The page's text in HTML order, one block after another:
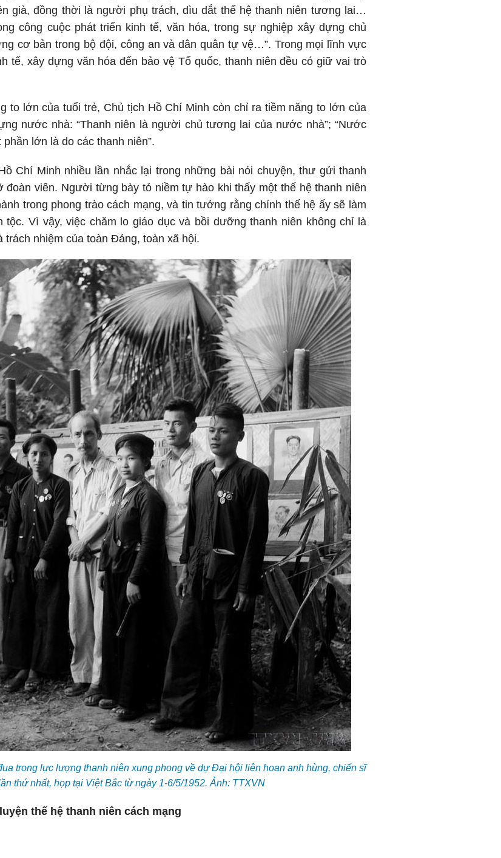
già, đồng thời là người phụ trách, dìu dắt thế hệ thanh niên tương lai…
công cuộc phát triển kinh tế, văn hóa, trong sự nghiệp xây dựng chủ
cơ bản trong bộ đội, công an và dân quân tự vệ…”. Trong mọi lĩnh vực
tế, xây dựng văn hóa đến bảo vệ Tổ quốc, thanh niên đều có giữ vai trò
to lớn của tuổi trẻ, Chủ tịch Hồ Chí Minh còn chỉ ra tiềm năng to lớn của
nước nhà: “Thanh niên là người chủ tương lai của nước nhà”; “Nước
lớn là do các thanh niên”.
Chí Minh nhiều lần nhắc lại trong những bài nói chuyện, thư gửi thanh
đoàn viên. Người từng bày tỏ niềm tự hào khi thấy một thế hệ thanh niên
trong phong trào cách mạng, và tin tưởng rằng chính thế hệ ấy sẽ làm
Vì vậy, việc chăm lo giáo dục và bồi dưỡng thanh niên không chỉ là
nhiệm của toàn Đảng, toàn xã hội.
trong lực lượng thanh niên xung phong về dự Đại hội liên hoan anh hùng, chiến sĩ
thứ nhất, họp tại Việt Bắc từ ngày 1-6/5/1952. Ảnh: TTXVN
thế hệ thanh niên cách mạng